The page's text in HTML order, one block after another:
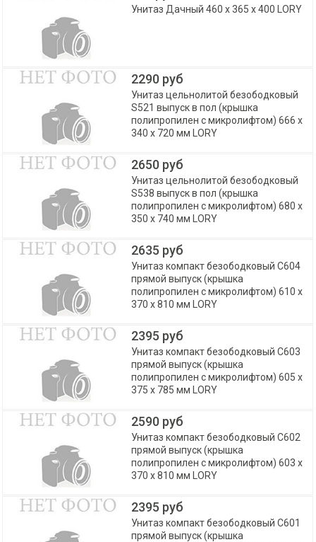
Унитаз Дачный 460 х 365 х 400 LORY
2290 руб
Унитаз цельнолитой безободковый
S521 выпуск в пол (крышка
полипропилен с микролифтом) 666 х
340 х 720 мм LORY
2650 руб
Унитаз цельнолитой безободковый
S538 выпуск в пол (крышка
полипропилен с микролифтом) 680 х
350 х 740 мм LORY
2635 руб
Унитаз компакт безободковый С604
прямой выпуск (крышка
полипропилен с микролифтом) 610 х
370 х 810 мм LORY
2395 руб
Унитаз компакт безободковый С603
прямой выпуск (крышка
полипропилен с микролифтом) 605 х
375 х 785 мм LORY
2590 руб
Унитаз компакт безободковый С602
прямой выпуск (крышка
полипропилен с микролифтом) 603 х
370 х 810 мм LORY
2395 руб
Унитаз компакт безободковый С601
прямой выпуск (крышка